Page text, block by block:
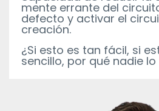
mente errante del
defecto y activar el
creación.
¿Si esto es tan fácil, si
sencillo, por qué nadie lo